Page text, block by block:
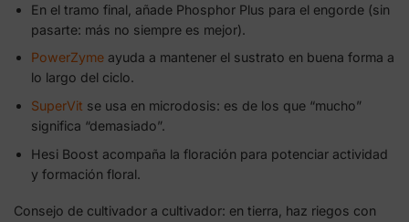
En el tramo final, añade Phosphor Plus para el engorde (sin
pasarte: más no siempre es mejor).
PowerZymeayuda a mantener el sustrato en buena forma a
lo largo del ciclo.
SuperVit se usa en microdosis: es de los que “mucho”
significa “demasiado”.
Hesi Boost acompaña la floración para potenciar actividad
y formación floral.
Consejo de cultivador a cultivador: en tierra, haz riegos con